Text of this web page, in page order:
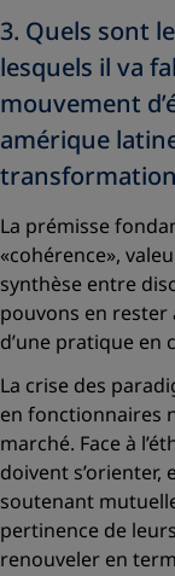
3. Quels sont
lesquels il va
mouvement
amérique
La prémisse
«cohérence»,
synthèse entre
pouvons en rester
d’une pratique en
La crise des
en fonctionnaires
marché. Face à
doivent
soutenant
pertinence de
renouveler en